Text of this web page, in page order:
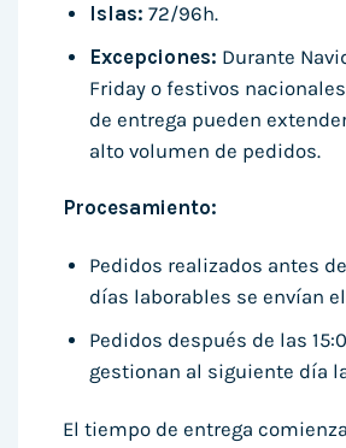
Islas: 72/96h.
Excepciones: Durante
Friday o festivos
de entrega pueden
alto volumen de pedidos.
Procesamiento:
Pedidos realizados antes
días laborables se envían
Pedidos después de las
gestionan al siguiente día
El tiempo de entrega